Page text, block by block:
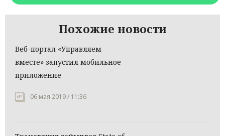
Похожие новости
Веб-портал «Управляем
вместе» запустил мобильное
приложение
06 мая 2019 / 11:36